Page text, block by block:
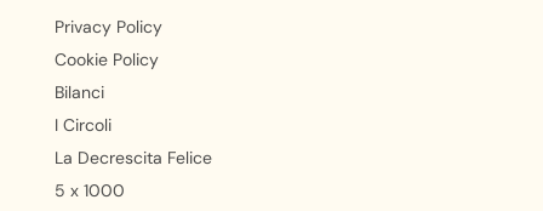
Privacy Policy
Cookie Policy
Bilanci
I Circoli
La Decrescita Felice
5 x 1000